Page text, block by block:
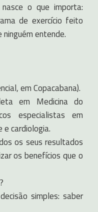
o que importa:
de exercício feito
entende.
em Copacabana).
em Medicina do
especialistas em
e cardiologia.
os seus resultados
os benefícios que o
simples: saber